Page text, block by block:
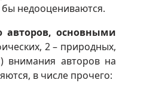
бы недооцениваются.
основными
2 – природных,
внимания авторов на
в числе прочего: